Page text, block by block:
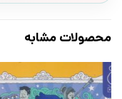
محصولات مشابه